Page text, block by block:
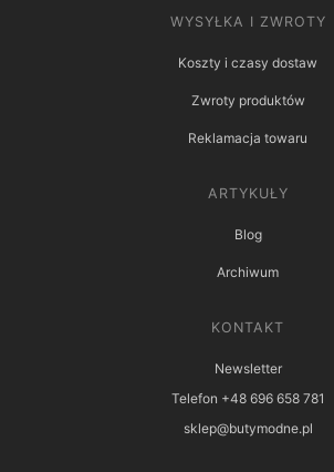
WYSYŁKA I ZWROTY
Koszty i czasy dostaw
Zwroty produktów
Reklamacja towaru
ARTYKUŁY
Blog
Archiwum
KONTAKT
Newsletter
Telefon +48 696 658 781
sklep@butymodne.pl